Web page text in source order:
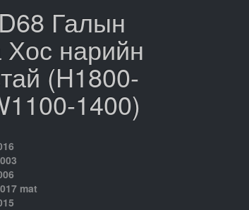
Галын
Хос нарийн
(H1800-
1400)
mat